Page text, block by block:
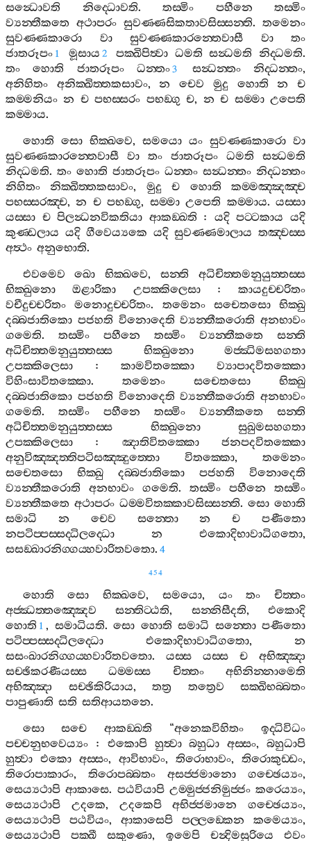
සන්‍ධොවති
නිද‍්ධොවති. තස‍්මිං පහීනෙ
තස‍්මිං
ව්‍යන‍්තීකතෙ අථාපරං සුවණ‍්ණසිකතාවසිස‍්සන‍්ති. තමෙනං
සුවණ‍්ණකාරො
වා සුවණ‍්ණකාරන‍්තෙවාසී වා
තං
ජාතරූපං 1 මූසාය 2 පක‍්ඛිපිත්‍වා ධමති සන්‍ධමති නිද‍්ධමති.
තං
හොති ජාතරූපං ධන‍්තං3 සන්‍ධන‍්තං නිද‍්ධන‍්තං,
අනිහිතං
අනික‍්ඛිත‍්තකසාවං,න චෙව මුදු හොති න
ච
කම‍්මනියං න ච පභස‍්සරං පභඞ‍්ගු ච, න ච සම‍්මා උපෙති
කම‍්මාය.
හොති සො භික‍්ඛවෙ, සමයො යං සුවණ‍්ණකාරො වා
සුවණ‍්ණකාරන‍්තෙවාසී
වා තං ජාතරූපං ධමති
සන්‍ධමති
නිද‍්ධමති. තං හොති ජාතරූපං ධන‍්තං සන්‍ධන‍්තං නිද‍්ධන‍්තං
නිහිතං
නික‍්ඛිත‍්තකසාවං, මුදු ච හොති
කම‍්මඤ‍්ඤඤ‍්ච
පභස‍්සරඤ‍්ච,න ච පභඞ‍්ගු, සම‍්මා උපෙති කම‍්මාය.යස‍්සා
යස‍්සා ච පිලන්‍ධනවිකතියා ආකඞ‍්ඛති : යදි පට‍්ටකාය යදි
කුණ‍්ඩලාය යදි ගීවෙය්‍යකෙ යදි සුවණ‍්ණමාලාය තඤ‍්චස‍්ස
අත්‍ථං අනුභොති.
එවමෙව
ඛො භික‍්ඛවෙ,සන‍්ති
අධිචිත‍්තමනුයුත‍්තස‍්ස
භික‍්ඛුනො
ඔළාරිකා උපක‍්කිලෙසා: කායදුච‍්චරිතං
වචීදුච‍්චරිතං
මනොදුච‍්චරිතං. තමෙනං සචෙතසො
භික‍්ඛු
දබ‍්බජාතිකො පජහති විනොදෙති ව්‍යන‍්තීකරොති අනභාවං
ගමෙති. තස‍්මිං පහීනෙ තස‍්මිං ව්‍යන‍්තීකතෙ
සන‍්ති
අධිචිත‍්තමනුයුත‍්තස‍්ස
භික‍්ඛුනො
මජ‍්ඣිමසහගතා
උපක‍්කිලෙසා :කාමවිතක‍්කො
ව්‍යාපාදවිතක‍්කො
විහිංසාවිතක‍්කො. තමෙනං සචෙතසො
භික‍්ඛු
දබ‍්බජාතිකො පජහති විනොදෙති ව්‍යන‍්තීකරොති අනභාවං
ගමෙති. තස‍්මිං පහීනෙ තස‍්මිං ව්‍යන‍්තීකතෙ
සන‍්ති
අධිචිත‍්තමනුයුත‍්තස‍්ස
භික‍්ඛුනො
සුඛුමසහගතා
උපක‍්කිලෙසා : ඤාතිවිතක‍්කො
ජනපදවිතක‍්කො
අනුවිඤ‍්ඤත‍්තිපටිසඤ‍්ඤුත‍්තො
විතක‍්කො, තමෙනං
සචෙතසො
භික‍්ඛු දබ‍්බජාතිකො පජහති
විනොදෙති
ව්‍යන‍්තීකරොති
අනභාවං ගමෙති. තස‍්මිං පහීනෙ
තස‍්මිං
ව්‍යන‍්තීකතෙ අථාපරං ධම‍්මවිතක‍්කාවසිස‍්සන‍්ති. සො හොති
සමාධි
න චෙව සන‍්තො න ච
පණීතො
නපටිප‍්පස‍්සද‍්ධිලද‍්ධො
න එකොදිභාවාධිගතො,
සසඞ‍්ඛාරනිග‍්ගය‍්හවාරිතවතො. 4
454
හොති සො භික‍්ඛවෙ, සමයො, යං තං
චිත‍්තං
අජ‍්ඣත‍්තඤ‍්ඤෙව
සන‍්තිට‍්ඨති, සන‍්නිසීදති,එකොදි
හොති 1 , සමාධියති. සො හොති සමාධි සන‍්තො පණීතො
පටිප‍්පස‍්සද‍්ධිලද‍්ධො
එකොදිභාවාධිගතො, න
සසංඛාරනිග‍්ගය‍්හවාරිතවතො. යස‍්ස යස‍්ස ච
අභිඤ‍්ඤා
සච‍්ඡිකරණීයස‍්ස
ධම‍්මස‍්ස චිත‍්තං
අභිනින‍්නාමෙති
අභිඤ‍්ඤා
සච‍්ඡිකිරියාය, තත්‍ර තත්‍රෙව
සක‍්ඛිභබ‍්බතං
පාපුණාති සති සතිආයතනෙ.
සො
සචෙ ආකඞ‍්ඛති “අනෙකවිහිතං
ඉද‍්ධිවිධං
පච‍්චනුභවෙය්‍යං : එකොපි හුත්‍වා බහුධා අස‍්සං,බහුධාපි
හුත්‍වා එකො අස‍්සං, ආවිභාවං, තිරොභාවං, තිරොකුඩ‍්ඩං,
තිරොපාකාරං, තිරොපබ‍්බතං අසජ‍්ජමානො ගච‍්ඡෙය්‍යං,
සෙය්‍යථාපි ආකාසෙ. පඨවියාපි උම‍්මුජ‍්ජනිමුජ‍්ජං කරෙය්‍යං,
සෙය්‍යථාපි
උදකෙ, උදකෙපි අභිජ‍්ජමානෙ ගච‍්ඡෙය්‍යං,
සෙය්‍යථාපි
පඨවියං, ආකාසෙපි පල‍්ලඞ‍්කෙන කමෙය්‍යං,
සෙය්‍යථාපි
පක‍්ඛී සකුණො, ඉමෙපි චන්‍දිමසුරියෙ එවං